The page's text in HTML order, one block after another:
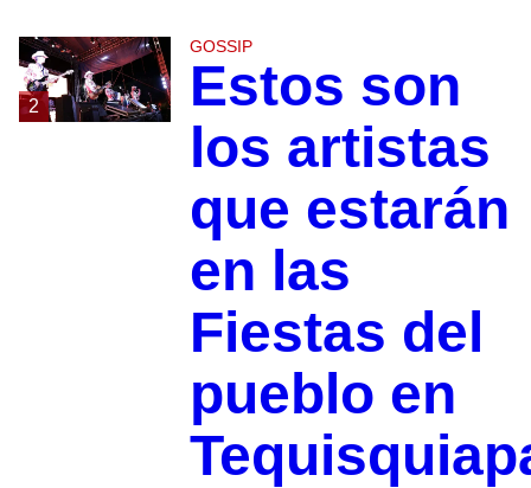
2
GOSSIP
Estos son
los artistas
que estarán
en las
Fiestas del
pueblo en